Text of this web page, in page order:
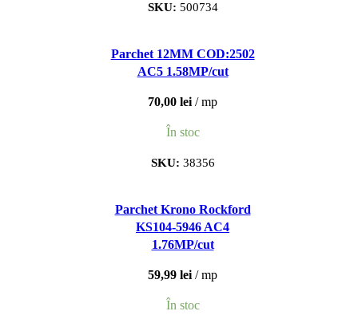
SKU: 500734
Parchet 12MM COD:2502
AC5 1.58MP/cut
70,00 lei mp
În stoc
SKU: 38356
Parchet Krono Rockford
KS104-5946 AC4
1.76MP/cut
59,99 lei mp
În stoc